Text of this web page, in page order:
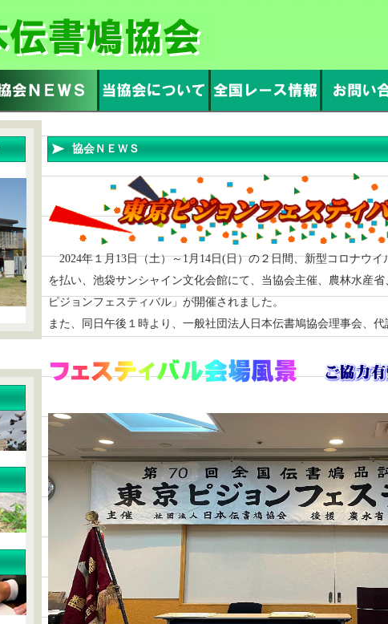
協会ＮＥＷＳ
2024年１月13日（土）～1月14日(日）の２日間、新型コロナウイ
を払い、池袋サンシャイン文化会館にて、当協会主催、農林水産
ピジョンフェスティバル」が開催されました。
また、同日午後１時より、一般社団法人日本伝書鳩協会理事会、